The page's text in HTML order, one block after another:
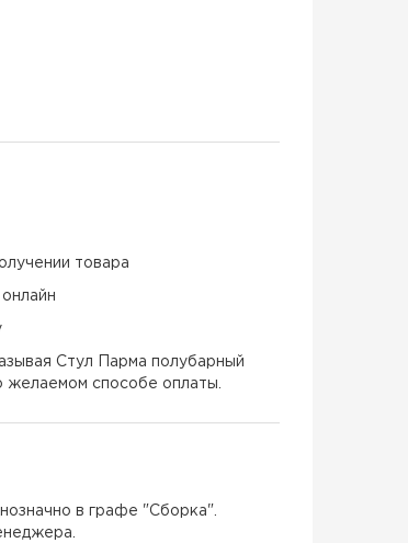
товара
Стул Парма полубарный
желаемом способе оплаты.
в графе "Сборка".